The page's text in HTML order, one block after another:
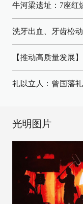
牛河梁遗址：7座红
洗牙出血、牙齿松
【推动高质量发展
礼以立人：曾国藩
光明图片